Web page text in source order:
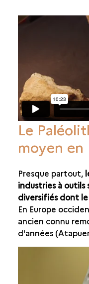
Le
moyen en
Presque partout,
industries à outils
diversifiés dont
En Europe
ancien connu
d'années